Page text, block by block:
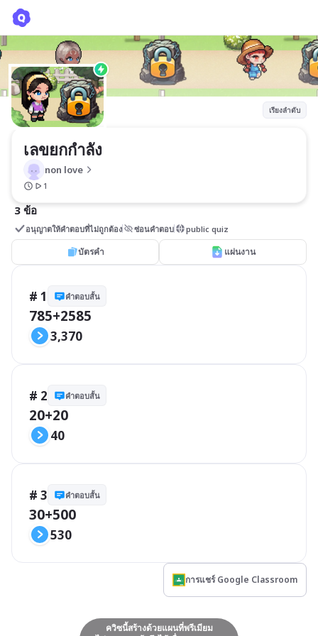
เรียงลำดับ
เลขยกกำลัง
non love
1
3 ข้อ
อนุญาตให้คำตอบที่ไม่ถูกต้อง ซ่อนคำตอบ public quiz
บัตรคำ แผ่นงาน
# 1 คำตอบสั้น
3,370
# 2 คำตอบสั้น
20+20
40
# 3 คำตอบสั้น
30+500
530
การแชร์ Google Classroom
ควิซนี้สร้างด้วยแผนที่พรีเมียม